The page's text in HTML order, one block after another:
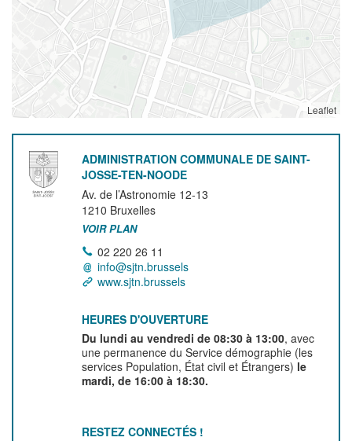
Leaflet
ADMINISTRATION COMMUNALE DE SAINT-
JOSSE-TEN-NOODE
Av. de l’Astronomie 12-13
1210 Bruxelles
VOIR PLAN
02 220 26 11
info@sjtn.brussels
www.sjtn.brussels
HEURES D'OUVERTURE
Du lundi au vendredi de 08:30 à 13:00, avec
une permanence du Service démographie (les
services Population, État civil et Étrangers) le
mardi, de 16:00 à 18:30.
RESTEZ CONNECTÉS !